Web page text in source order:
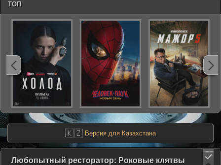
🇰🇿 Версия для Казахстана
Любопытный ресторатор: Роковые клятвы
ТОП